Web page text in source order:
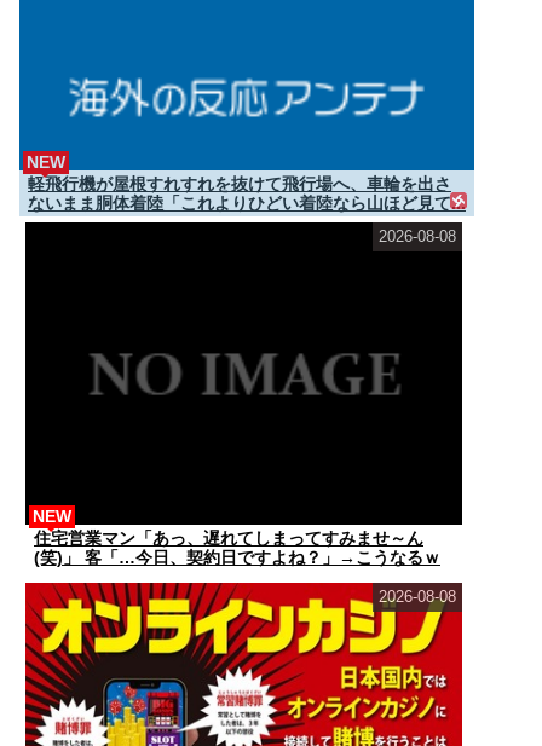
軽飛行機が屋根すれすれを抜けて飛行場へ、車輪を出さ
ないまま胴体着陸「これよりひどい着陸なら山ほど見て...
NEW
住宅営業マン「あっ、遅れてしまってすみませ～ん
(笑)」 客「…今日、契約日ですよね？」→こうなるｗ
NEW
2026-08-08
2026-08-08